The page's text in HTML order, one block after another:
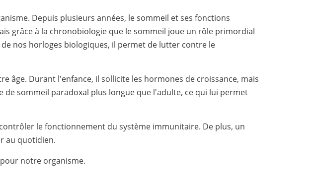
Depuis plusieurs années, le sommeil et ses fonctions
grâce à la chronobiologie que le sommeil joue un rôle primordial
nos horloges biologiques, il permet de lutter contre le
âge. Durant l'enfance, il sollicite les hormones de croissance, mais
sommeil paradoxal plus longue que l'adulte, ce qui lui permet
le fonctionnement du système immunitaire. De plus, un
au quotidien.
notre organisme.